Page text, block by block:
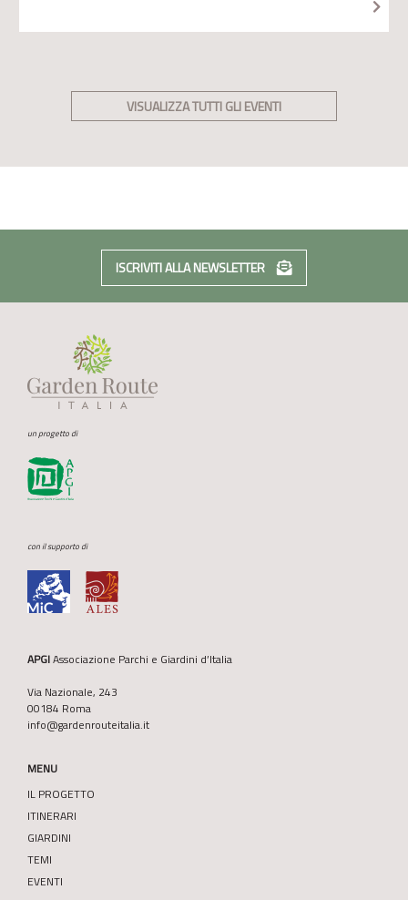
VISUALIZZA TUTTI GLI EVENTI
ISCRIVITI ALLA NEWSLETTER
un progetto di
con il supporto di
APGIAssociazione Parchi e Giardini d’Italia
Via Nazionale, 243
00184 Roma
info@gardenrouteitalia.it
MENU
IL PROGETTO
ITINERARI
GIARDINI
TEMI
EVENTI